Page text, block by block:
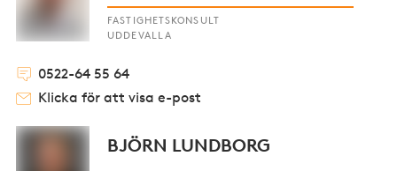
FASTIGHETSKONSULT
UDDEVALLA
0522-64 55 64
Klicka för att visa e-post
BJÖRN LUNDBORG